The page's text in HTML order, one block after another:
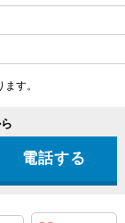
す。
電話する